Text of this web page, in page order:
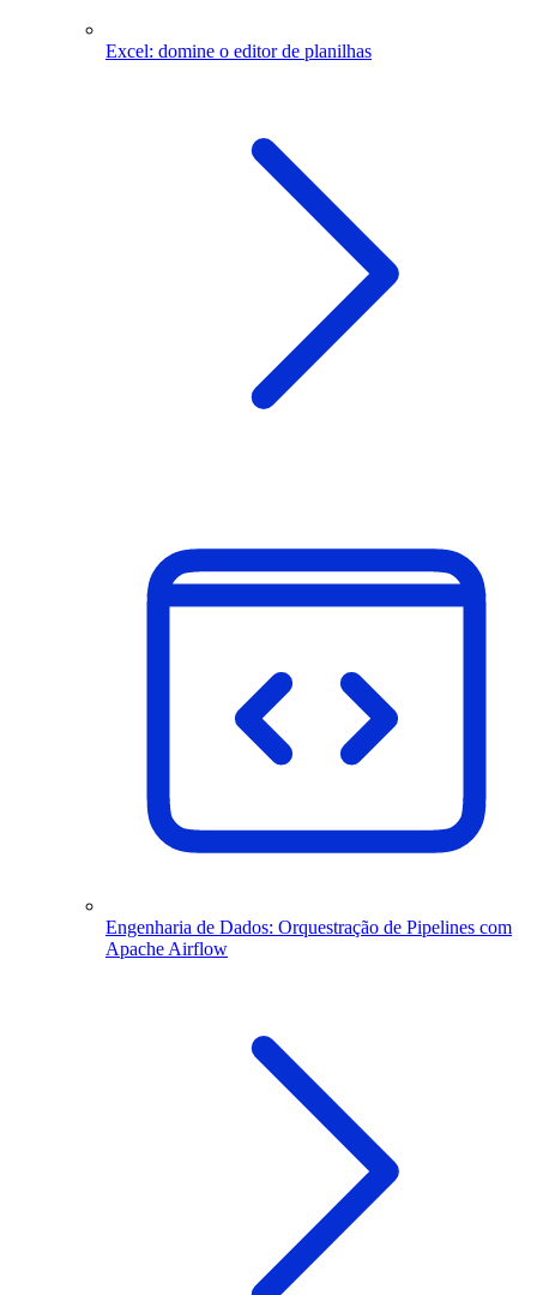
Excel: domine o editor de planilhas
Engenharia de Dados: Orquestração de Pipelines com
Apache Airflow